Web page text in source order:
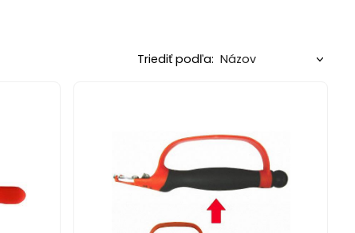
Triediť podľa: